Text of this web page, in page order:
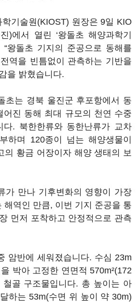
기술원(KIOST) 원장은 9일 KIO
)에서 열린 ‘왕돌초 해양과학기
“왕돌초 기지의 준공으로 동해를
역을 빈틈없이 관측하는 기반을
을 밝혔습니다.
초는 경북 울진군 후포항에서 동
어진 동해 최대 규모의 천연 수중
다. 북한한류와 동한난류가 교차
하며 120종이 넘는 해양생물이
의 황금 어장이자 해양 생태의 보
가 만나 기후변화의 영향이 가장
해역인 만큼, 이번 기지 준공을 통
먼저 포착하고 안정적으로 관측
암반에 세워졌습니다. 수심 23m
박아 고정한 연면적 570m²(172
골 구조물입니다. 총 높이는 아
하는 53m(수면 위 높이 약 30m)